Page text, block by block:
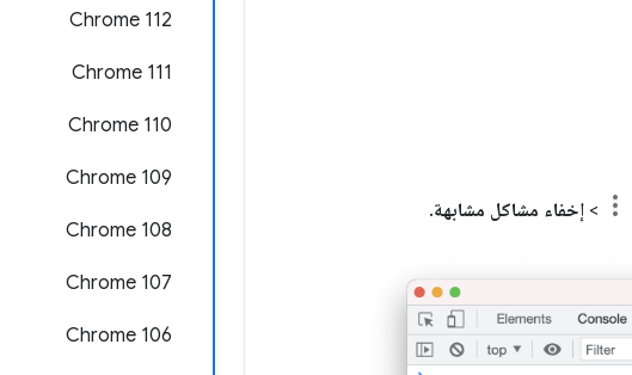
‫Chrome 112
‫Chrome 111
Chrome 110
Chrome 109
Chrome 108
Chrome 107
Chrome 106
> إخفاء مشاكل مشابهة.